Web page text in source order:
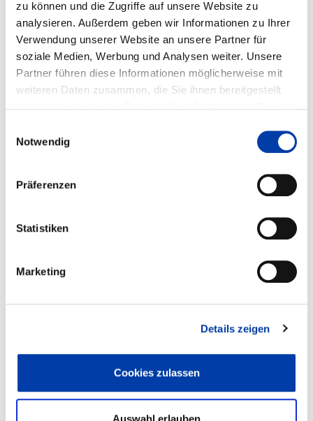
zu können und die Zugriffe auf unsere Website zu
analysieren. Außerdem geben wir Informationen zu Ihrer
Verwendung unserer Website an unsere Partner für
soziale Medien, Werbung und Analysen weiter. Unsere
Partner führen diese Informationen möglicherweise mit
weiteren Daten zusammen, die Sie ihnen bereitgestellt
Notwendig
Präferenzen
Statistiken
Marketing
Details zeigen
Cookies zulassen
Auswahl erlauben
MEHR LESEN
seinen Partnern und Sponsoren einer Gruppe von
Studierenden und Doktoranden, an der IIW Annual
Assembly & International Conference teilzunehmen.